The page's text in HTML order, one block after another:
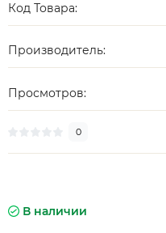
Код Товара:
Производитель:
Просмотров:
0
В наличии